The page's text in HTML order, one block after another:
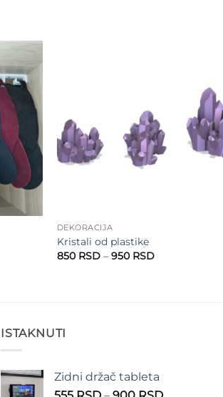
Add to
wishlist
wishlist
DEKORACIJA
Kristali od plastike
850 RSD – 950 RSDRaspon
ISTAKNUTI
Zidni držač tableta